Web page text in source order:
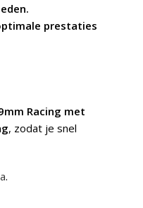
prestaties
Racing met
, zodat je snel
.